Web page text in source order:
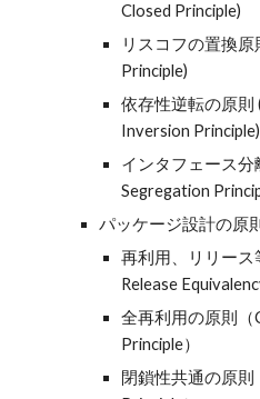
Closed Principle)
リスコフの置換原
Principle)
依存性逆転の原則
Inversion Principle)
インタフェース
Segregation
パッケージ設計の原則
再利用、リリース
Release
全再利用の原則（
Principle）
閉鎖性共通の原則